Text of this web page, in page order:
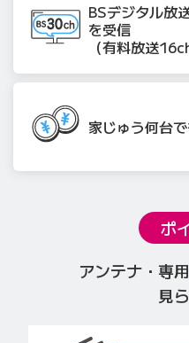
BSデジタル放
を受信
（有料放送
家じゅう何台
ポ
アンテナ・専
見